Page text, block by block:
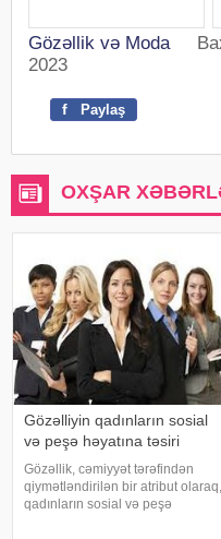
Gözəllik və Moda
2023
f Paylaş
OXŞAR
Gözəlliyin qadınların sosial
və peşə həyatına təsiri
Gözəllik, cəmiyyət tərəfindən
qiymətləndirilən bir atribut olaraq,
qadınların sosial və peşə